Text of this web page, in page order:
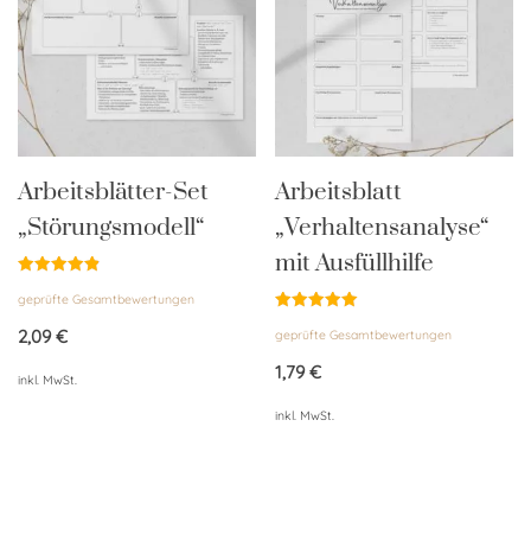
Arbeitsblätter-Set
„Störungsmodell“
mit
von 5
geprüfte Gesamtbewertungen
2,09€
inkl. MwSt.
Arbeitsblatt
„Verhaltensanalyse“
mit Ausfüllhilfe
mit
von 5
geprüfte Gesamtbewertungen
1,79€
inkl. MwSt.